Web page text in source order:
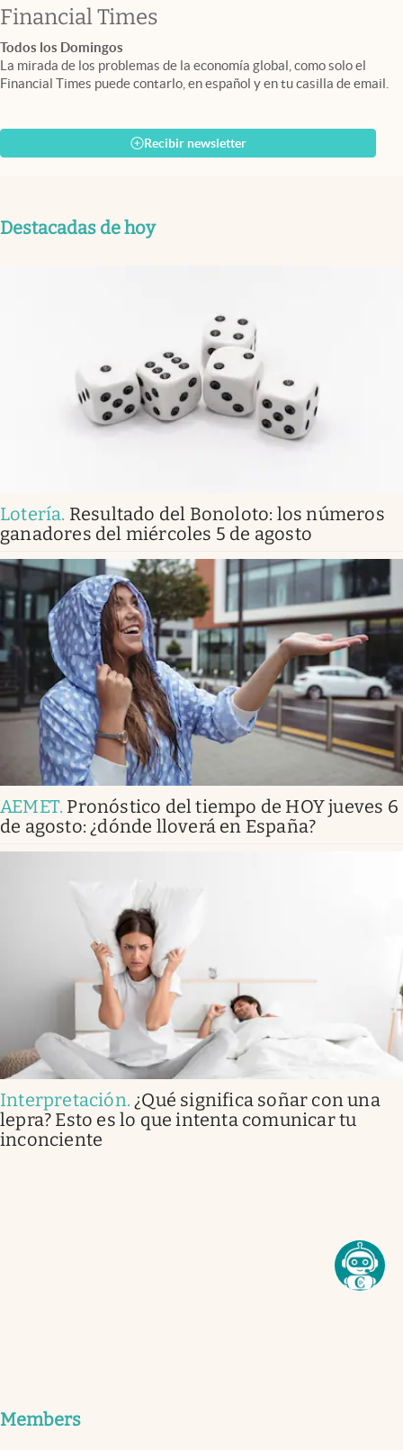
Financial Timesabre en nueva pestaña
Todos los Domingos
La mirada de los problemas de la economía global, como solo el
Financial Times puede contarlo, en español y en tu casilla de email.
Recibir newsletter
Destacadas de hoy
Lotería. Resultado del Bonoloto: los números
ganadores del miércoles 5 de agosto
AEMET. Pronóstico del tiempo de HOY jueves 6
de agosto: ¿dónde lloverá en España?
Interpretación. ¿Qué significa soñar con una
lepra? Esto es lo que intenta comunicar tu
inconciente
Members